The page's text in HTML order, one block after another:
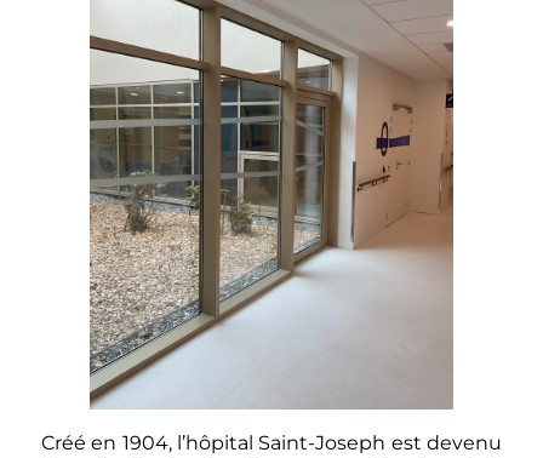
Créé en 1904, l’hôpital Saint-Joseph est devenu